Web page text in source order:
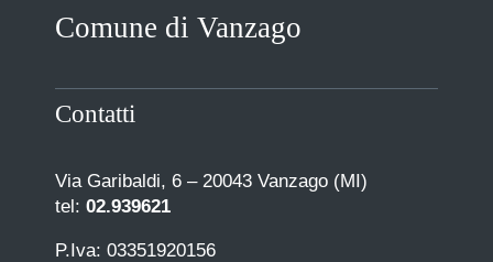
Comune di Vanzago
Contatti
Via Garibaldi, 6 – 20043 Vanzago (MI)
tel: 02.939621
P.Iva: 03351920156